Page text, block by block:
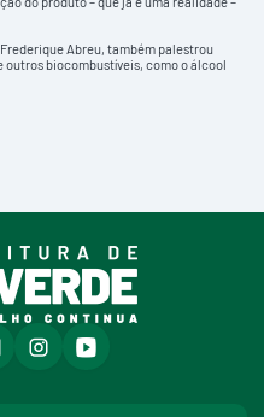
Abreu, também palestrou
outros biocombustíveis, como o álcool
instagramyoutube